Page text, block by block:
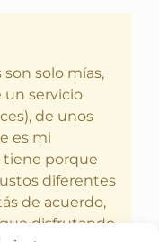
solo mías,
un servicio
de unos
es mi
tiene porque
diferentes
de acuerdo,
disfrutando